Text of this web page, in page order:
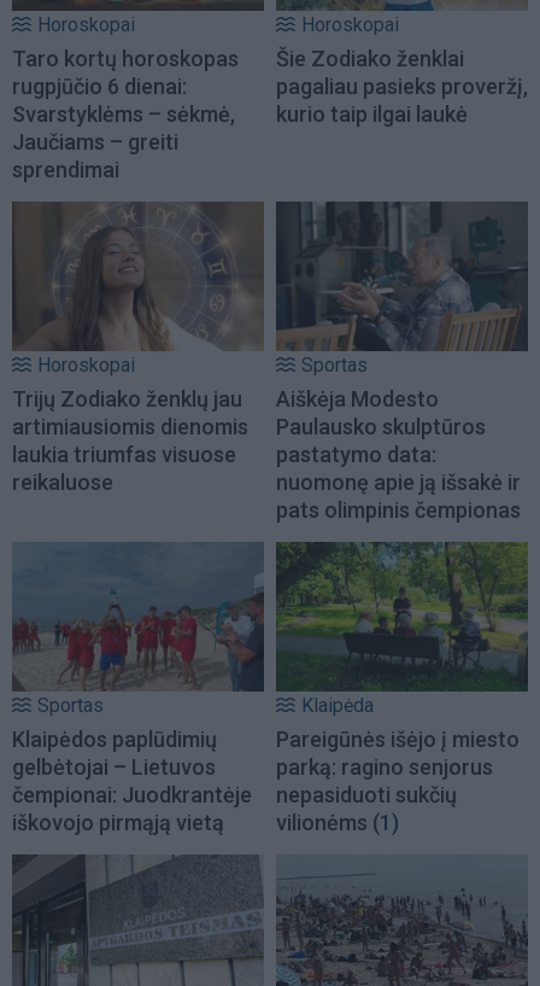
Horoskopai
Taro kortų horoskopas
rugpjūčio 6 dienai:
Svarstyklėms – sėkmė,
Jaučiams – greiti
sprendimai
Horoskopai
Šie Zodiako ženklai
pagaliau pasieks proveržį,
kurio taip ilgai laukė
Horoskopai
Trijų Zodiako ženklų jau
artimiausiomis dienomis
laukia triumfas visuose
reikaluose
Sportas
Aiškėja Modesto
Paulausko skulptūros
pastatymo data:
nuomonę apie ją išsakė ir
pats olimpinis čempionas
Sportas
Klaipėdos paplūdimių
gelbėtojai – Lietuvos
čempionai: Juodkrantėje
iškovojo pirmąją vietą
Klaipėda
Pareigūnės išėjo į miesto
parką: ragino senjorus
nepasiduoti sukčių
vilionėms (1)